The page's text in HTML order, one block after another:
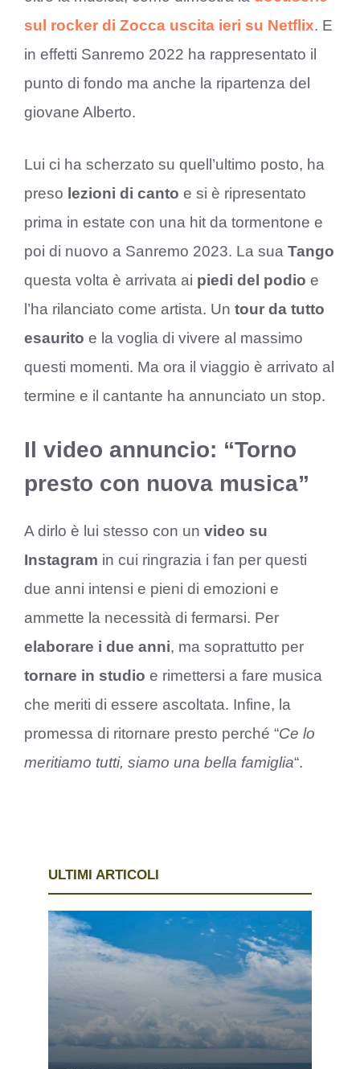
sul rocker di Zocca uscita ieri su Netflix. E
in effetti Sanremo 2022 ha rappresentato il
punto di fondo ma anche la ripartenza del
giovane Alberto.
Lui ci ha scherzato su quell’ultimo posto, ha
preso lezioni di canto e si è ripresentato
prima in estate con una hit da tormentone e
poi di nuovo a Sanremo 2023. La sua Tango
questa volta è arrivata ai piedi del podio e
l’ha rilanciato come artista. Un tour da tutto
esaurito e la voglia di vivere al massimo
questi momenti. Ma ora il viaggio è arrivato al
termine e il cantante ha annunciato un stop.
Il video annuncio: “Torno
presto con nuova musica”
A dirlo è lui stesso con un video su
Instagram in cui ringrazia i fan per questi
due anni intensi e pieni di emozioni e
ammette la necessità di fermarsi. Per
elaborare i due anni, ma soprattutto per
tornare in studio e rimettersi a fare musica
che meriti di essere ascoltata. Infine, la
promessa di ritornare presto perché “Ce lo
meritiamo tutti, siamo una bella famiglia“.
ULTIMI ARTICOLI